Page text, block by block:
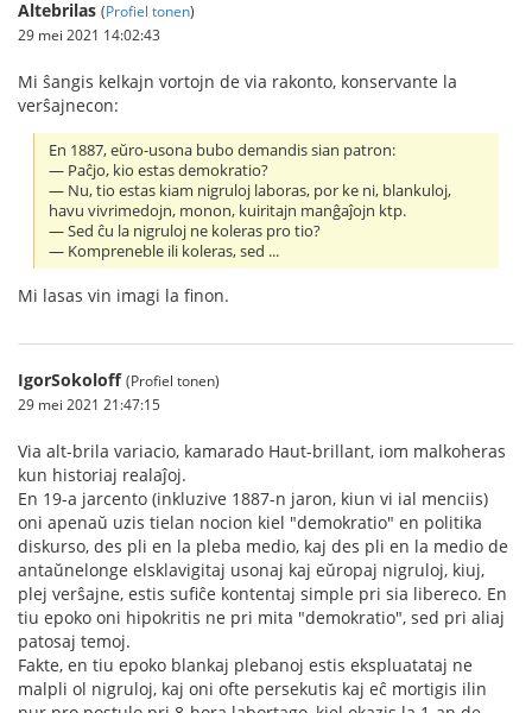
Altebrilas (Profiel tonen)
29 mei 2021 14:02:43
Mi ŝangis kelkajn vortojn de via rakonto, konservante la
verŝajnecon:
En 1887, eŭro-usona bubo demandis sian patron:
— Paĉjo, kio estas demokratio?
— Nu, tio estas kiam nigruloj laboras, por ke ni, blankuloj,
havu vivrimedojn, monon, kuiritajn manĝaĵojn ktp.
— Sed ĉu la nigruloj ne koleras pro tio?
— Kompreneble ili koleras, sed ...
Mi lasas vin imagi la finon.
IgorSokoloff (Profiel tonen)
29 mei 2021 21:47:15
Via alt-brila variacio, kamarado Haut-brillant, iom malkoheras
kun historiaj realaĵoj.
En 19-a jarcento (inkluzive 1887-n jaron, kiun vi ial menciis)
oni apenaŭ uzis tielan nocion kiel "demokratio" en politika
diskurso, des pli en la pleba medio, kaj des pli en la medio de
antaŭnelonge elsklavigitaj usonaj kaj eŭropaj nigruloj, kiuj,
plej verŝajne, estis sufiĉe kontentaj simple pri sia libereco. En
tiu epoko oni hipokritis ne pri mita "demokratio", sed pri aliaj
patosaj temoj.
Fakte, en tiu epoko blankaj plebanoj estis ekspluatataj ne
malpli ol nigruloj, kaj oni ofte persekutis kaj eĉ mortigis ilin